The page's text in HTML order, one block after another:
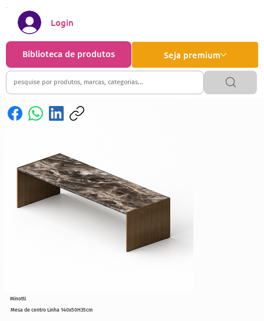
Seja premium
Biblioteca de produtos
Login
Mesa de centro Linha 140x50H35cm
Minotti